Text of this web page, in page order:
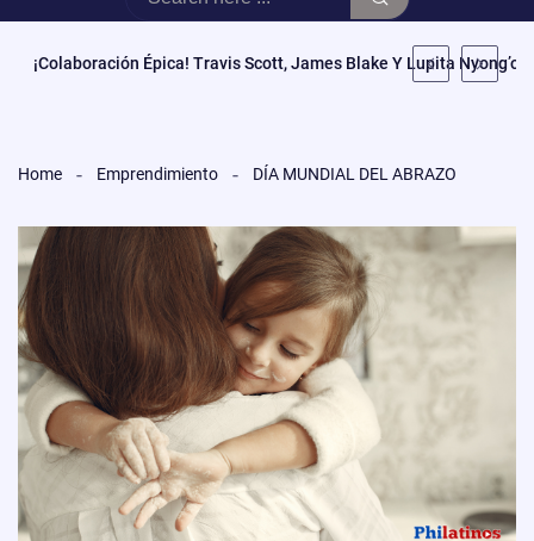
Educación, Autonomía Y Poder Cívico: El Modelo De CCATE Que
Home Emprendimiento DÍA MUNDIAL DEL ABRAZO